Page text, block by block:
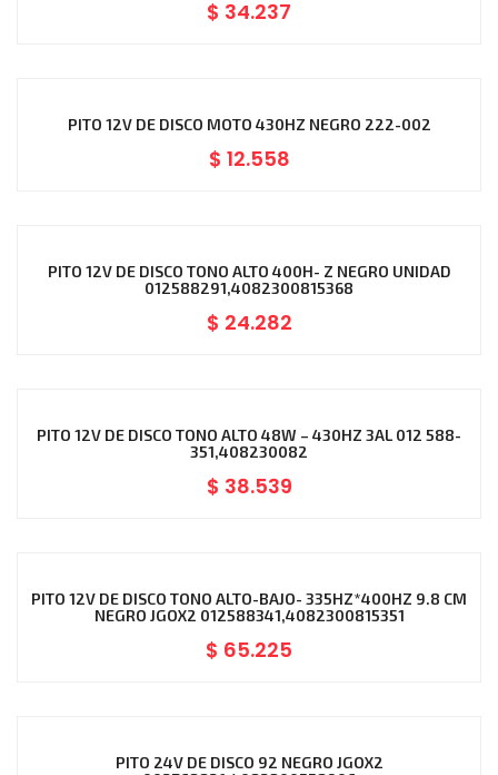
$ 34.237
PITO 12V DE DISCO MOTO 430HZ NEGRO 222-002
$ 12.558
PITO 12V DE DISCO TONO ALTO 400H- Z NEGRO UNIDAD
012588291,4082300815368
$ 24.282
PITO 12V DE DISCO TONO ALTO 48W – 430HZ 3AL 012 588-
351,408230082
$ 38.539
PITO 12V DE DISCO TONO ALTO-BAJO- 335HZ*400HZ 9.8 CM
NEGRO JGOX2 012588341,4082300815351
$ 65.225
PITO 24V DE DISCO 92 NEGRO JGOX2